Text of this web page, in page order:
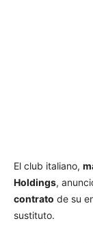
El club italiano,
Holdings,
contrato de su
sustituto.